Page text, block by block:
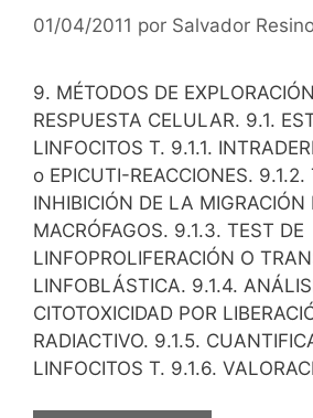
01/04/2011 por Salvador
9. MÉTODOS DE
RESPUESTA CELULAR. 9.1.
LINFOCITOS T. 9.1.1.
o EPICUTI-REACCIONES. 9.1.2.
INHIBICIÓN DE LA MIGRACIÓN
MACRÓFAGOS. 9.1.3. TEST DE
LINFOPROLIFERACIÓN O
LINFOBLÁSTICA. 9.1.4.
CITOTOXICIDAD POR
RADIACTIVO. 9.1.5.
LINFOCITOS T. 9.1.6.